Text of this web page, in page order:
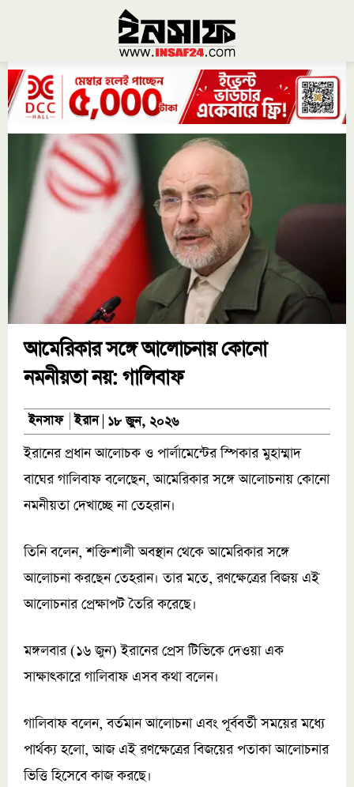
আমেরিকার সঙ্গে আলোচনায় কোনো
নমনীয়তা নয়: গালিবাফ
ইনসাফ ইরান ১৮ জুন, ২০২৬
ইরানের প্রধান আলোচক ও পার্লামেন্টের স্পিকার মুহাম্মাদ
বাঘের গালিবাফ বলেছেন, আমেরিকার সঙ্গে আলোচনায় কোনো
নমনীয়তা দেখাচ্ছে না তেহরান।
তিনি বলেন, শক্তিশালী অবস্থান থেকে আমেরিকার সঙ্গে
আলোচনা করছেন তেহরান। তার মতে, রণক্ষেত্রের বিজয় এই
আলোচনার প্রেক্ষাপট তৈরি করেছে।
মঙ্গলবার (১৬ জুন) ইরানের প্রেস টিভিকে দেওয়া এক
সাক্ষাৎকারে গালিবাফ এসব কথা বলেন।
গালিবাফ বলেন, বর্তমান আলোচনা এবং পূর্ববর্তী সময়ের মধ্যে
পার্থক্য হলো, আজ এই রণক্ষেত্রের বিজয়ের পতাকা আলোচনার
ভিত্তি হিসেবে কাজ করছে।